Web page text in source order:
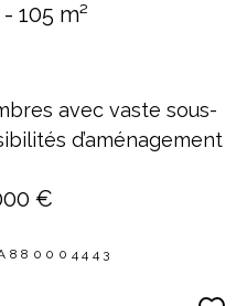
105 m²
avec vaste sous-
d’aménagement
€